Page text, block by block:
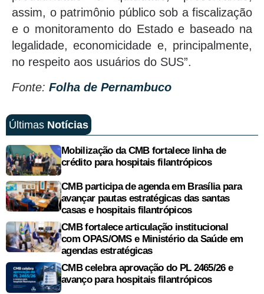
assim, o patrimônio público sob a fiscalização
e o monitoramento do Estado e baseado na
legalidade, economicidade e, principalmente,
no respeito aos usuários do SUS”.
Fonte: Folha de Pernambuco
Últimas Notícias
Mobilização da CMB fortalece linha de
crédito para hospitais filantrópicos
CMB participa de agenda em Brasília para
avançar pautas estratégicas das santas
casas e hospitais filantrópicos
CMB fortalece articulação institucional
com OPAS/OMS e Ministério da Saúde em
agendas estratégicas
CMB celebra aprovação do PL 2465/26 e
avanço para hospitais filantrópicos